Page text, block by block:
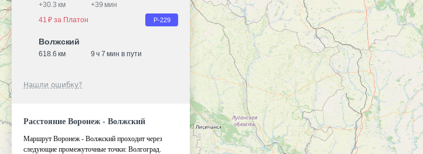
+30.3 км +39 мин
41 ₽ за Платон
Р-229
Волжский
618.6 км 9 ч 7 мин в пути
Нашли ошибку?
Расстояние Воронеж - Волжский
Маршрут Воронеж - Волжский проходит через
следующие промежуточные точки: Волгоград.